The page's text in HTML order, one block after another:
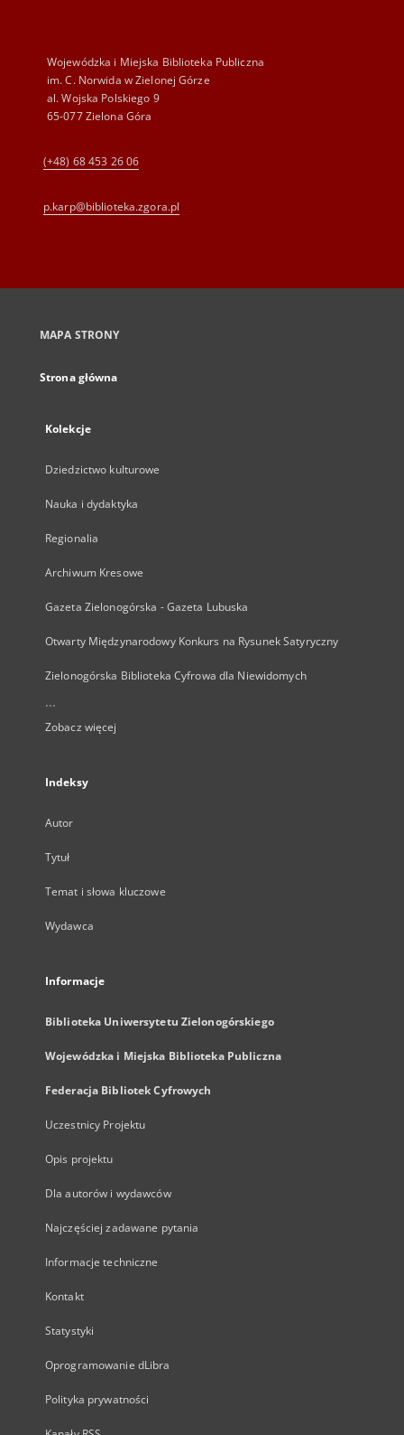
Wojewódzka i Miejska Biblioteka Publiczna
im. C. Norwida w Zielonej Górze
al. Wojska Polskiego 9
65-077 Zielona Góra
(+48) 68 453 26 06
p.karp@biblioteka.zgora.pl
MAPA STRONY
Strona główna
Kolekcje
Dziedzictwo kulturowe
Nauka i dydaktyka
Regionalia
Archiwum Kresowe
Gazeta Zielonogórska - Gazeta Lubuska
Otwarty Międzynarodowy Konkurs na Rysunek Satyryczny
Zielonogórska Biblioteka Cyfrowa dla Niewidomych
...
Zobacz więcej
Indeksy
Autor
Tytuł
Temat i słowa kluczowe
Wydawca
Informacje
Biblioteka Uniwersytetu Zielonogórskiego
Wojewódzka i Miejska Biblioteka Publiczna
Federacja Bibliotek Cyfrowych
Uczestnicy Projektu
Opis projektu
Dla autorów i wydawców
Najczęściej zadawane pytania
Informacje techniczne
Kontakt
Statystyki
Oprogramowanie dLibra
Polityka prywatności